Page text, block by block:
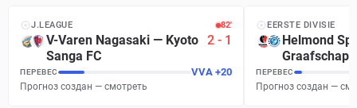
J.LEAGUE 82′
V-Varen Nagasaki — Kyoto
Sanga FC
2 - 1
ПЕРЕВЕС VVA +20
Прогноз создан — смотреть
EERSTE DIVISIE
Helmond
Graafschap
ПЕРЕВЕС
Прогноз создан —